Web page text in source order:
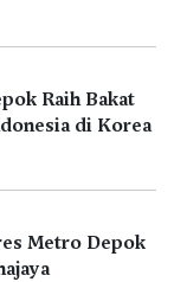
Raih Bakat
di Korea
Metro Depok